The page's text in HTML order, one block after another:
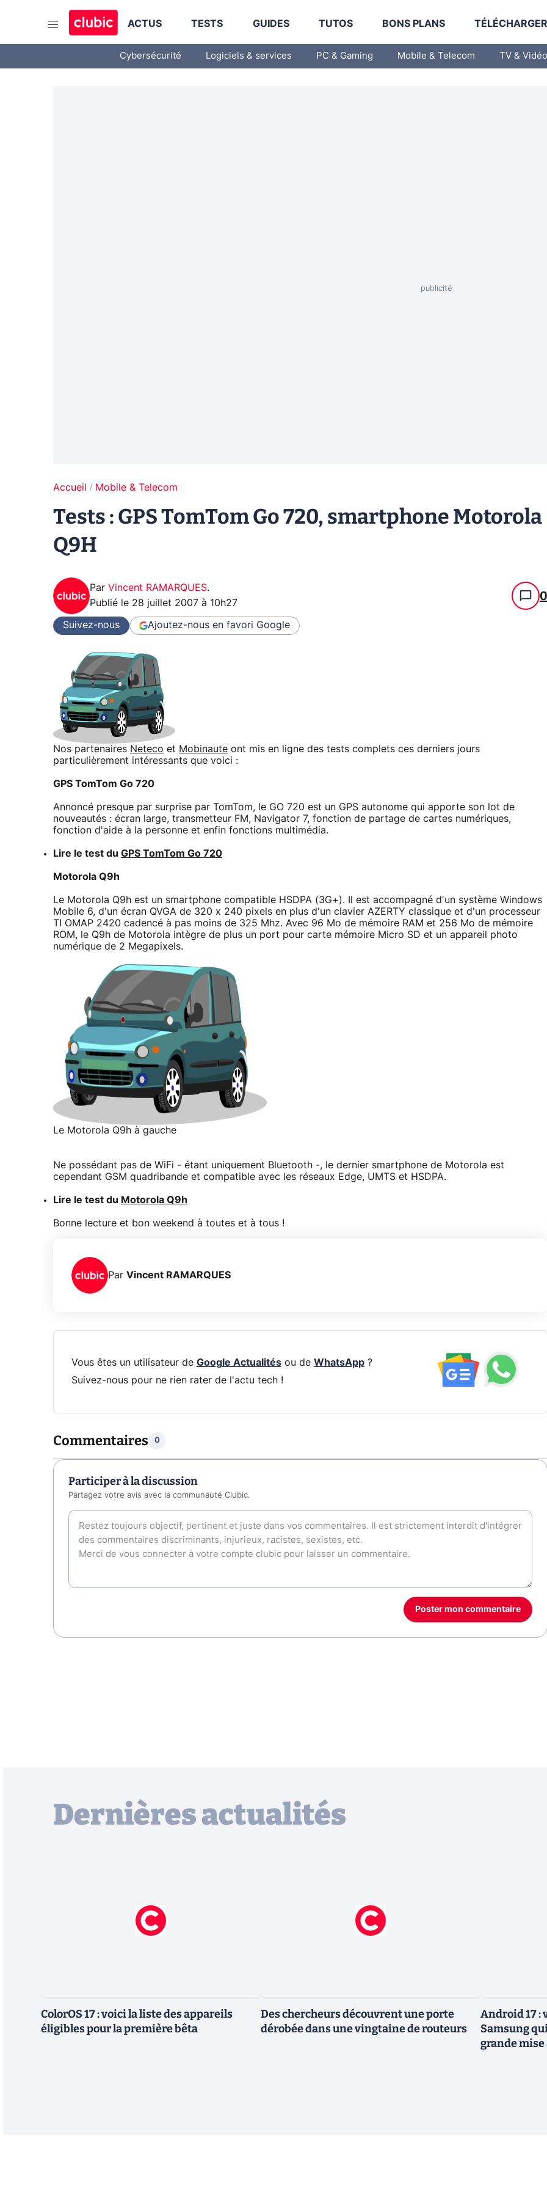
ACTUS TESTS GUIDES TUTOS BONS PLANS
Cybersécurité Logiciels & services PC & Gaming Mobile & Telecom TV & Vidéo
Accueil Mobile & Telecom
Tests : GPS TomTom Go 720, smartphone Motorola
Q9H
Par Vincent RAMARQUES.
Publié le 28 juillet 2007 à 10h27 0
Suivez-nous Ajoutez-nous en favori Google
Nos partenaires Neteco et Mobinaute ont mis en ligne des tests complets ces derniers jours
particulièrement intéressants que voici :
GPS TomTom Go 720
Annoncé presque par surprise par TomTom, le GO 720 est un GPS autonome qui apporte son lot de
nouveautés : écran large, transmetteur FM, Navigator 7, fonction de partage de cartes numériques,
fonction d'aide à la personne et enfin fonctions multimédia.
Lire le test du GPS TomTom Go 720
Motorola Q9h
Le Motorola Q9h est un smartphone compatible HSDPA (3G+). Il est accompagné d'un système Windows
Mobile 6, d'un écran QVGA de 320 x 240 pixels en plus d'un clavier AZERTY classique et d'un processeur
TI OMAP 2420 cadencé à pas moins de 325 Mhz. Avec 96 Mo de mémoire RAM et 256 Mo de mémoire
ROM, le Q9h de Motorola intègre de plus un port pour carte mémoire Micro SD et un appareil photo
numérique de 2 Megapixels.
Le Motorola Q9h à gauche
Ne possédant pas de WiFi - étant uniquement Bluetooth -, le dernier smartphone de Motorola est
cependant GSM quadribande et compatible avec les réseaux Edge, UMTS et HSDPA.
Lire le test du Motorola Q9h
Bonne lecture et bon weekend à toutes et à tous !
Par Vincent RAMARQUES
Vous êtes un utilisateur de Google Actualitésou de WhatsApp?
Suivez-nous pour ne rien rater de l'actu tech !
Commentaires 0
Participer à la discussion
Partagez votre avis avec la communauté Clubic.
Poster mon commentaire
Dernières actualités
ColorOS 17 : voici la liste des appareils
éligibles pour la première bêta
Des chercheurs découvrent une porte
dérobée dans une vingtaine de routeurs
Android 17 :
Samsung
grande mise